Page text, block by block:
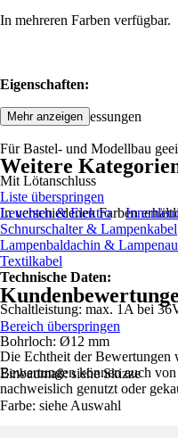
In mehreren Farben verfügbar.
Eigenschaften:
Kompakte Abmessungen
Für Bastel- und Modellbau
Mit Lötanschluss
In verschiedenen Farben
Technische Daten:
Schaltleistung: max. 1A bei
Bohrloch: Ø12 mm
Einbaumaß: siehe Skizze
Farbe: siehe Auswahl
Mehr anzeigen
Weitere
Liste überspringen
Leuchten & Elektro
Schnurschalter & Lampenkabel
Lampenbaldachin &
Textilkabel
Bereich überspringen
Die Echtheit der Bewertungen
Bewertungen können auch
nachweislich genutzt oder